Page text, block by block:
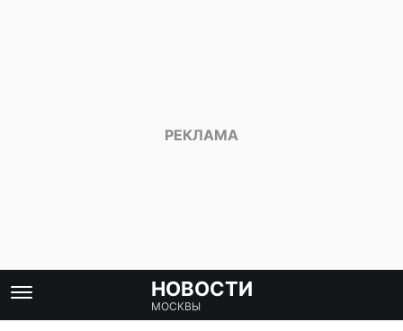
НОВОСТИ
МОСКВЫ